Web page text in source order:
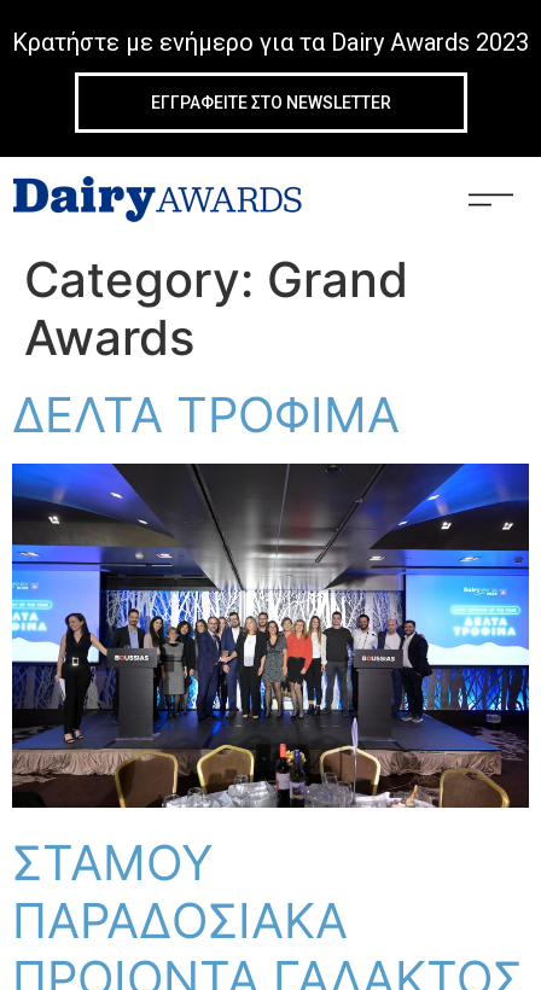
Κρατήστε με ενήμερο για τα Dairy Awards 2023
ΕΓΓΡΑΦΕIΤΕ ΣΤΟ NEWSLETTER
Category: Grand
Awards
ΔΕΛΤΑ ΤΡΟΦΙΜΑ
ΣΤΑΜΟΥ
ΠΑΡΑΔΟΣΙΑΚΑ